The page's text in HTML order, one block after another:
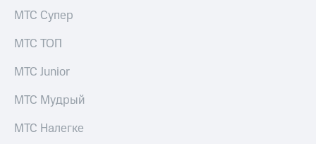
КИОН
Мой
МТС
Деньги
МТС
Накопления
Откладывайте
и получайте
Акции
МТС Супер
МТС ТОП
МТС Junior
МТС Мудрый
МТС Налегке